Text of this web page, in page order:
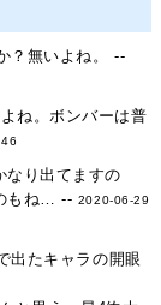
？無いよね。 --
ね。ボンバーは普
なり出てますの
もね… -- 2020-06-29
出たキャラの開眼